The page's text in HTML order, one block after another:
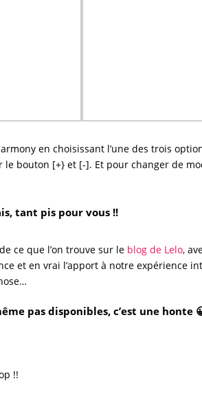
en choisissant l’une des trois
bouton [+} et [-]. Et pour changer de
tant pis pour vous !!
ce que l’on trouve sur le blog de Lelo,
et en vrai l’apport à notre expérience
pas disponibles, c’est une honte
!!